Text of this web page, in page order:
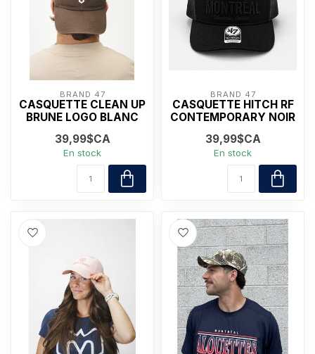
BRAND 47
CASQUETTE CLEAN UP
BRUNE LOGO BLANC
39,99$CA
En stock
BRAND 47
CASQUETTE HITCH RF
CONTEMPORARY NOIR
39,99$CA
En stock